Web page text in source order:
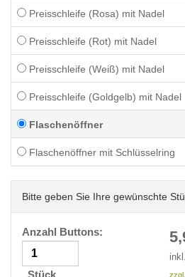
Preisschleife (Rosa) mit Nadel
Preisschleife (Rot) mit Nadel
Preisschleife (Weiß) mit Nadel
Preisschleife (Goldgelb) mit Nadel
Flaschenöffner
Flaschenöffner mit Schlüsselring
Bitte geben Sie Ihre gewünschte
Anzahl Buttons: